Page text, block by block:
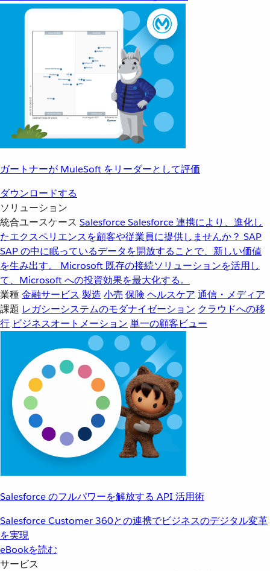
ガートナーが MuleSoft をリーダーとして評価
ダウンロードする
ソリューション
統合ユースケース SalesforceSalesforce 連携により、進化し
たエクスペリエンスを顧客や従業員に提供しませんか？ SAP
SAP の中に眠っているデータを開放することで、新しい価値
を生み出す。
Microsoft 既存の接続ソリューションを活用し
て、Microsoft への投資効果を最大化する。
業種金融サービス 製造 小売 保険 ヘルスケア 通信・メディア
課題 レガシーシステムのモダナイゼーション クラウドへの移
行 ビジネスオートメーション 単一の顧客ビュー
Salesforce のフルパワーを解放する API 活用術
Salesforce Customer 360との連携でビジネスのデジタル変革
を実現
eBookを読む
サービス